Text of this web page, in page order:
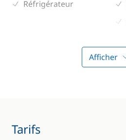
Réfrigérateur
Afficher
Tarifs